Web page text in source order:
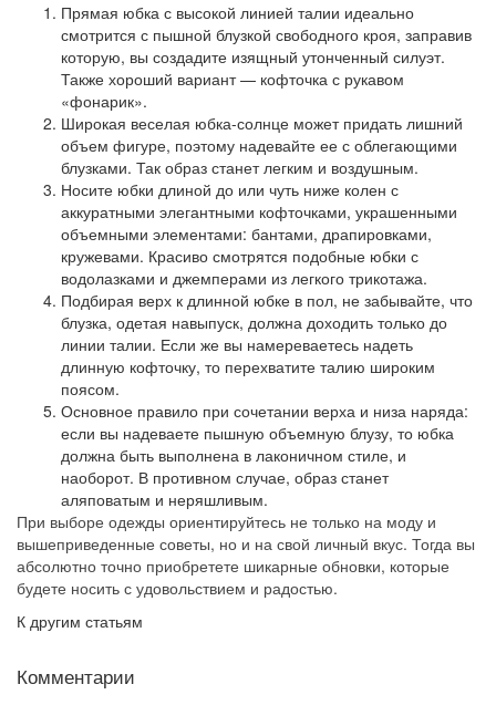
Прямая юбка с высокой линией талии идеально
смотрится с пышной блузкой свободного кроя, заправив
которую, вы создадите изящный утонченный силуэт.
Также хороший вариант — кофточка с рукавом
«фонарик».
Широкая веселая юбка-солнце может придать лишний
объем фигуре, поэтому надевайте ее с облегающими
блузками. Так образ станет легким и воздушным.
Носите юбки длиной до или чуть ниже колен с
аккуратными элегантными кофточками, украшенными
объемными элементами: бантами, драпировками,
кружевами. Красиво смотрятся подобные юбки с
водолазками и джемперами из легкого трикотажа.
Подбирая верх к длинной юбке в пол, не забывайте, что
блузка, одетая навыпуск, должна доходить только до
линии талии. Если же вы намереваетесь надеть
длинную кофточку, то перехватите талию широким
поясом.
Основное правило при сочетании верха и низа наряда:
если вы надеваете пышную объемную блузу, то юбка
должна быть выполнена в лаконичном стиле, и
наоборот. В противном случае, образ станет
аляповатым и неряшливым.
При выборе одежды ориентируйтесь не только на моду и
вышеприведенные советы, но и на свой личный вкус. Тогда вы
абсолютно точно приобретете шикарные обновки, которые
будете носить с удовольствием и радостью.
К другим статьям
Комментарии